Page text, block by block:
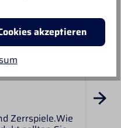
Zerrspiele.Wie
akzeptieren